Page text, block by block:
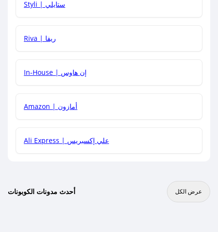
هل يمكنني جمع كود خصم مع العروض الأخرى؟
Styli | ستايلي
Riva | ريفا
In-House | إن هاوس
Amazon | أمازون
Ali Express | علي إكسبريس
أحدث مدونات الكوبونات عرض الكل